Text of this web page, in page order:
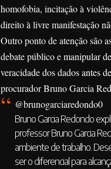
homofobia, incitação à
direito à livre manifestação
Outro ponto de atenção são
debate público e manipular
veracidade dos dados antes
procurador Bruno Garcia
@brunogarciaredondo0
Bruno Garcia Redondo
professor Bruno Garcia
ambiente de trabalho.
ser o diferencial para